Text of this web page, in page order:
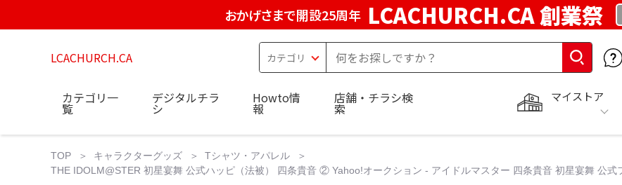
おかげさまで開設25周年 LCACHURCH.CA 創業祭
LCACHURCH.CA
マイストア
カテゴリ一
覧
デジタルチラ
シ
Howto情
報
店舗・チラシ検
索
TOP キャラクターグッズ
Tシャツ・アパレル
THE IDOLM@STER 初星宴舞 公式ハッピ（法被） 四条貴音 ② Yahoo!オークション - アイドルマスター 四条貴音 初星宴舞 公式